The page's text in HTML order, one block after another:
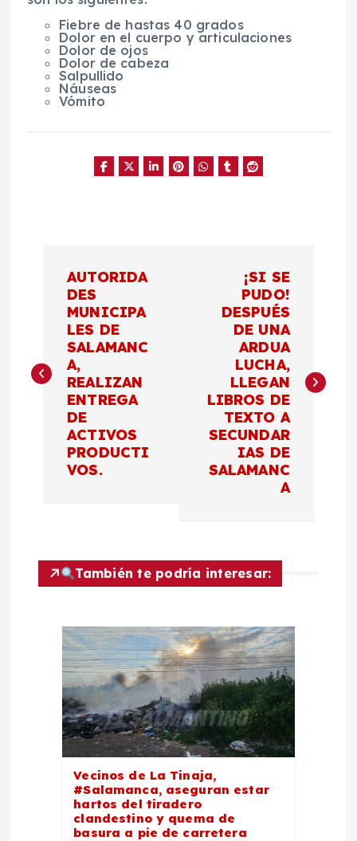
Fiebre de hastas 40 grados
Dolor en el cuerpo y articulaciones
Dolor de ojos
Dolor de cabeza
Salpullido
Náuseas
Vómito
e
AUTORIDA
DES
MUNICIPA
LES DE
SALAMANC
A,
REALIZAN
ENTREGA
DE
ACTIVOS
PRODUCTI
VOS.
¡SI SE
PUDO!
DESPUÉS
DE UNA
ARDUA
LUCHA,
LLEGAN
LIBROS DE
TEXTO A
SECUNDAR
IAS DE
SALAMANC
A
También te podría interesar:
Vecinos de La Tinaja,
#Salamanca, aseguran estar
hartos del tiradero
clandestino y quema de
basura a pie de carretera